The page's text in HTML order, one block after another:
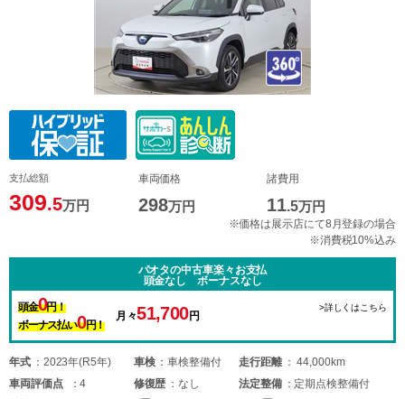
支払総額
309.5万円
車両価格
298万円
諸費用
11.5万円
※価格は展示店にて8月登録の場合
※消費税10%込み
パオタの中古車楽々お支払
頭金なし ボーナスなし
頭金0円！
ボーナス払い0円！
月々51,700円
>詳しくはこちら
年式 2023年(R5年) 車検 車検整備付 走行距離
44,000km
車両評価点 4 修復歴 なし 法定整備
定期点検整備付